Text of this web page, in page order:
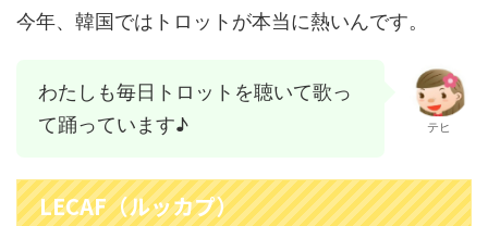
今年、韓国ではトロットが本当に熱いんです。
わたしも毎日トロットを聴いて歌っ
て踊っています♪
テヒ
LECAF（ルッカプ）